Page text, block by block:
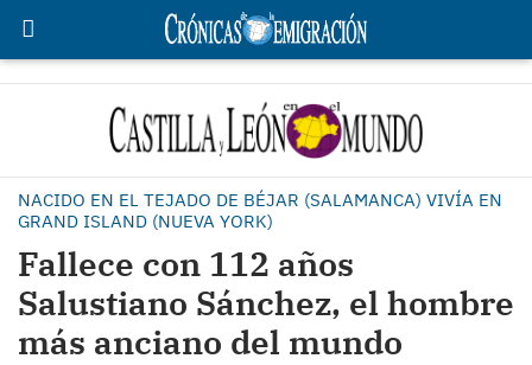
NACIDO EN EL TEJADO DE BÉJAR (SALAMANCA) VIVÍA EN
GRAND ISLAND (NUEVA YORK)
Fallece con 112 años
Salustiano Sánchez, el hombre
más anciano del mundo